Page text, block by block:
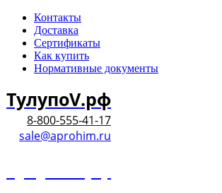
Контакты
Доставка
Сертификаты
Как купить
Нормативные документы
ТулупоV.рф
8-800-555-41-17
sale@aprohim.ru